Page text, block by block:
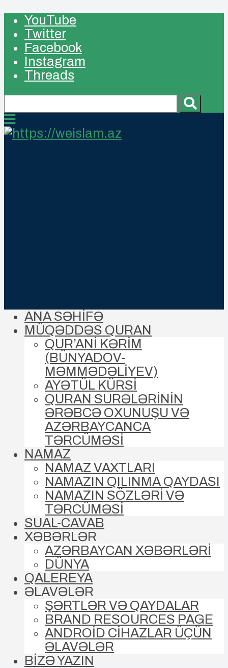
YouTube
Twitter
Facebook
Instagram
Threads
ANA SƏHİFƏ
MÜQƏDDƏS QURAN
QUR’ANİ KƏRİM
(BÜNYADOV-
MƏMMƏDƏLIYEV)
AYƏTÜL KÜRSİ
QURAN SURƏLƏRİNİN
ƏRƏBCƏ OXUNUŞU VƏ
AZƏRBAYCANCA
TƏRCÜMƏSİ
NAMAZ
NAMAZ VAXTLARI
NAMAZIN QILINMA QAYDASI
NAMAZIN SÖZLƏRİ VƏ
TƏRCÜMƏSİ
SUAL-CAVAB
XƏBƏRLƏR
AZƏRBAYCAN XƏBƏRLƏRİ
DÜNYA
QALEREYA
ƏLAVƏLƏR
ŞƏRTLƏR VƏ QAYDALAR
BRAND RESOURCES PAGE
ANDROİD CİHAZLAR ÜÇÜN
ƏLAVƏLƏR
BİZƏ YAZIN